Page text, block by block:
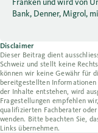
Franken und wird von
Bank, Denner, Migrol,
Disclaimer
Dieser Beitrag dient
Schweiz und stellt keine
können wir keine Gewähr für
bereitgestellten Informationen
der Inhalte entstehen, wird
Fragestellungen empfehlen
qualifizierten Fachberater
wenden. Bitte beachten Sie,
Links übernehmen.